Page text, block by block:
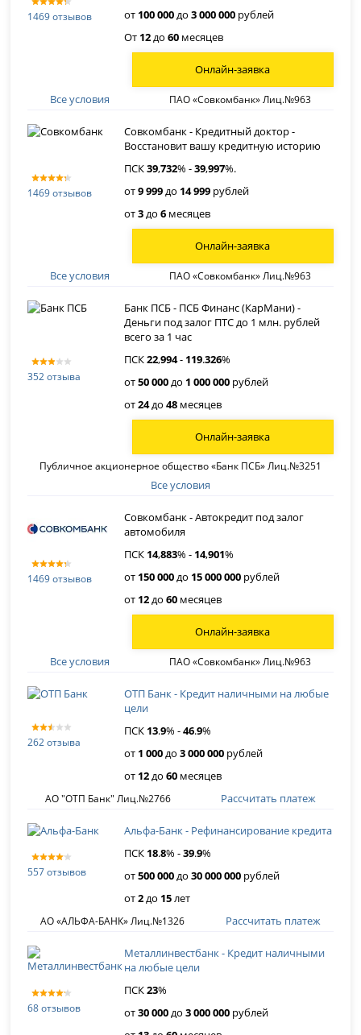
1469 отзывов
от 100 000до3 000 000 рублей
От 12до60 месяцев
Все условия ПАО «Совкомбанк» Лиц.№963
Онлайн-заявка
1469 отзывов
Совкомбанк - Кредитный доктор -
Восстановит вашу кредитную историю
ПСК39,732% -39,997%.
от9 999до 14 999 рублей
от3до6 месяцев
Все условия ПАО «Совкомбанк» Лиц.№963
Онлайн-заявка
352 отзыва
Банк ПСБ - ПСБ Финанс (КарМани) -
Деньги под залог ПТС до 1 млн. рублей
всего за 1 час
ПСК22,994- 119.326%
от50 000до 1 000 000 рублей
от24до48 месяцев
Все условия
Публичное акционерное общество «Банк ПСБ» Лиц.№3251
Онлайн-заявка
1469 отзывов
Совкомбанк - Автокредит под залог
автомобиля
ПСК 14,883% - 14,901%
от 150 000до 15 000 000 рублей
от 12до60 месяцев
Все условия ПАО «Совкомбанк» Лиц.№963
Онлайн-заявка
262 отзыва
ОТП Банк - Кредит наличными на любые
цели
ПСК 13.9% -46.9%
от 1 000до3 000 000 рублей
от 12до60 месяцев
АО "ОТП Банк" Лиц.№2766 Рассчитать платеж
557 отзывов
Альфа-Банк - Рефинансирование кредита
ПСК 18.8% -39.9%
от500 000до30 000 000 рублей
от2до 15лет
АО «АЛЬФА-БАНК» Лиц.№1326 Рассчитать платеж
68 отзывов
Металлинвестбанк - Кредит наличными
на любые цели
ПСК23%
от30 000до3 000 000 рублей